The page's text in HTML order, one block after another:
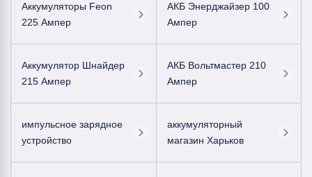
Аккумуляторы Feon
225 Ампер
АКБ Энерджайзер 100
Ампер
Аккумулятор Шнайдер
215 Ампер
АКБ Вольтмастер 210
Ампер
импульсное зарядное
устройство
аккумуляторный
магазин Харьков